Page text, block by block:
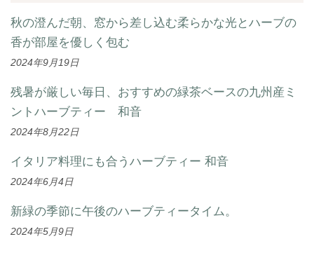
秋の澄んだ朝、窓から差し込む柔らかな光とハーブの
香が部屋を優しく包む
2024年9月19日
残暑が厳しい毎日、おすすめの緑茶ベースの九州産ミ
ントハーブティー 和音
2024年8月22日
イタリア料理にも合うハーブティー 和音
2024年6月4日
新緑の季節に午後のハーブティータイム。
2024年5月9日